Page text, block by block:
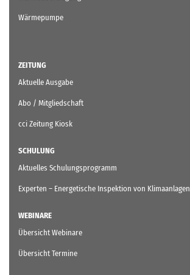
Wärmepumpe
ZEITUNG
Aktuelle Ausgabe
Abo / Mitgliedschaft
cci Zeitung Kiosk
SCHULUNG
Aktuelles Schulungsprogramm
Experten – Energetische Inspektion von Klimaanlagen
WEBINARE
Übersicht Webinare
Übersicht Termine